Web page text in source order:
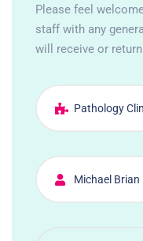
Please feel
staff with any
will receive or
Pathology
Michael Brian